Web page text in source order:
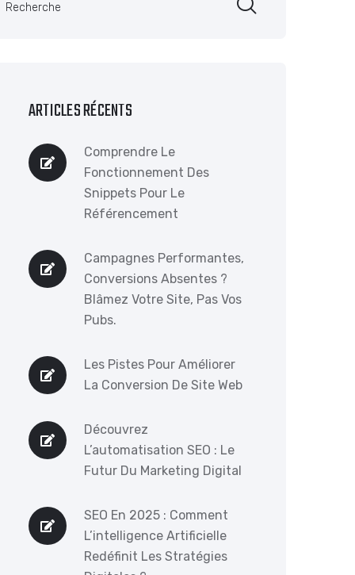
ARTICLES RÉCENTS
Comprendre Le
Fonctionnement Des
Snippets Pour Le
Référencement
Campagnes Performantes,
Conversions Absentes ?
Blâmez Votre Site, Pas Vos
Pubs.
Les Pistes Pour Améliorer
La Conversion De Site Web
Découvrez
L’automatisation SEO : Le
Futur Du Marketing Digital
SEO En 2025 : Comment
L’intelligence Artificielle
Redéfinit Les Stratégies